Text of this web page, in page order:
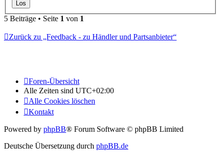
5 Beiträge • Seite 1 von 1
Zurück zu „Feedback - zu Händler und Partsanbieter“
Foren-Übersicht
Alle Zeiten sind UTC+02:00
Alle Cookies löschen
Kontakt
Powered by phpBB® Forum Software © phpBB Limited
Deutsche Übersetzung durch phpBB.de